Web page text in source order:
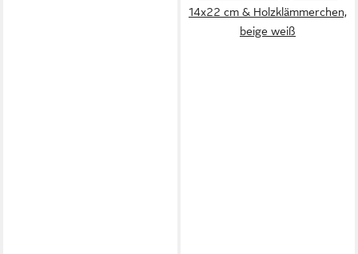
14x22 cm & Holzklämmerchen,
beige weiß